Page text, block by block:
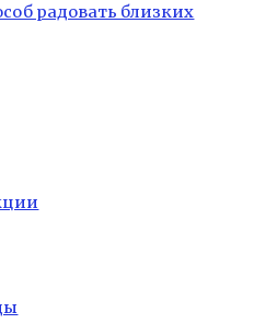
радовать близких